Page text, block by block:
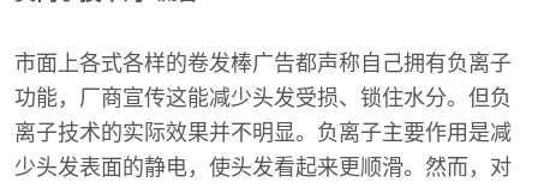
市面上各式各样的卷发棒广告都声称自己拥有负离子
功能，厂商宣传这能减少头发受损、锁住水分。但负
离子技术的实际效果并不明显。负离子主要作用是减
少头发表面的静电，使头发看起来更顺滑。然而，对